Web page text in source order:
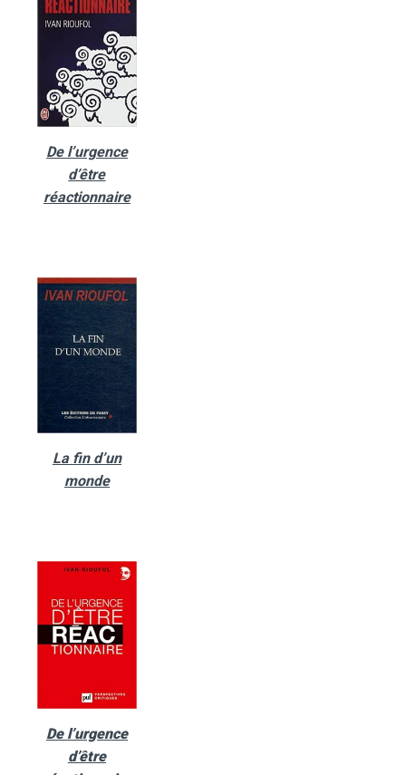
De l’urgence
d’être
réactionnaire
La fin d’un
monde
De l’urgence
d’être